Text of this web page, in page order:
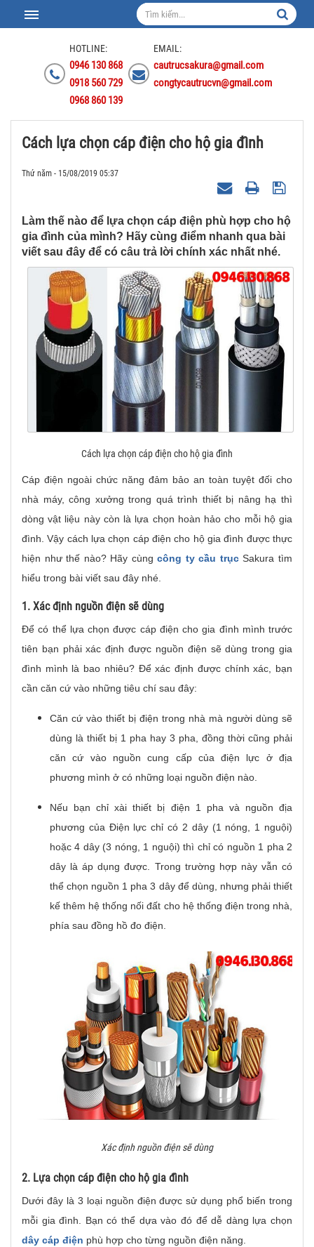
HOTLINE:
0946 130 868
0918 560 729
0968 860 139
EMAIL:
cautrucsakura@gmail.com
congtycautrucvn@gmail.com
Cách lựa chọn cáp điện cho hộ gia đình
Thứ năm - 15/08/2019 05:37
Làm thế nào để lựa chọn cáp điện phù hợp cho hộ
gia đình của mình? Hãy cùng điểm nhanh qua bài
viết sau đây để có câu trả lời chính xác nhất nhé.
Cách lựa chọn cáp điện cho hộ gia đình
Cáp điện ngoài chức năng đảm bảo an toàn tuyệt đối cho
nhà máy, công xưởng trong quá trình thiết bị nâng hạ thì
dòng vật liệu này còn là lựa chọn hoàn hảo cho mỗi hộ gia
đình. Vậy cách lựa chọn cáp điện cho hộ gia đình được thực
hiện như thế nào? Hãy cùngcông ty cầu trụcSakura tìm
hiểu trong bài viết sau đây nhé.
1. Xác định nguồn điện sẽ dùng
Để có thể lựa chọn được cáp điện cho gia đình mình trước
tiên bạn phải xác định được nguồn điện sẽ dùng trong gia
đình mình là bao nhiêu? Để xác định được chính xác, bạn
cần căn cứ vào những tiêu chí sau đây:
Căn cứ vào thiết bị điện trong nhà mà người dùng sẽ
dùng là thiết bị 1 pha hay 3 pha, đồng thời cũng phải
căn cứ vào nguồn cung cấp của điện lực ở địa
phương mình ở có những loại nguồn điện nào.
Nếu bạn chỉ xài thiết bị điện 1 pha và nguồn địa
phương của Điện lực chỉ có 2 dây (1 nóng, 1 nguội)
hoặc 4 dây (3 nóng, 1 nguội) thì chỉ có nguồn 1 pha 2
dây là áp dụng được. Trong trường hợp này vẫn có
thể chọn nguồn 1 pha 3 dây để dùng, nhưng phải thiết
kế thêm hệ thống nối đất cho hệ thống điện trong nhà,
phía sau đồng hồ đo điện.
Xác định nguồn điện sẽ dùng
2. Lựa chọn cáp điện cho hộ gia đình
Dưới đây là 3 loại nguồn điện được sử dụng phổ biến trong
mỗi gia đình. Bạn có thể dựa vào đó để dễ dàng lựa chọn
dây cáp điện phù hợp cho từng nguồn điện năng.